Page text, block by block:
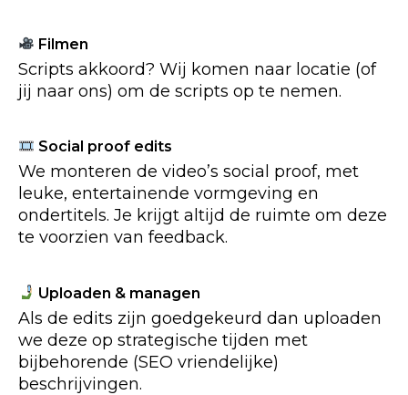
Filmen
Scripts akkoord? Wij komen naar locatie (of
jij naar ons) om de scripts op te nemen.
Social proof edits
We monteren de video’s social proof, met
leuke, entertainende vormgeving en
ondertitels. Je krijgt altijd de ruimte om deze
te voorzien van feedback.
Uploaden & managen
Als de edits zijn goedgekeurd dan uploaden
we deze op strategische tijden met
bijbehorende (SEO vriendelijke)
beschrijvingen.